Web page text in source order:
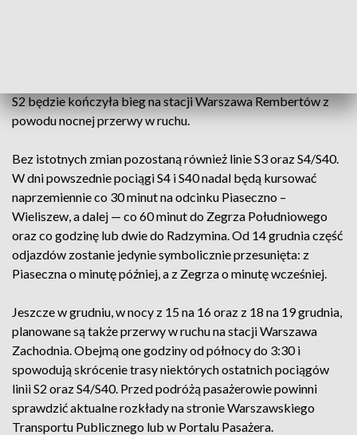
S2 będzie kończyła bieg na stacji Warszawa Rembertów z
powodu nocnej przerwy w ruchu.
Bez istotnych zmian pozostaną również linie S3 oraz S4/S40.
W dni powszednie pociągi S4 i S40 nadal będą kursować
naprzemiennie co 30 minut na odcinku Piaseczno –
Wieliszew, a dalej — co 60 minut do Zegrza Południowego
oraz co godzinę lub dwie do Radzymina. Od 14 grudnia część
odjazdów zostanie jedynie symbolicznie przesunięta: z
Piaseczna o minutę później, a z Zegrza o minutę wcześniej.
Jeszcze w grudniu, w nocy z 15 na 16 oraz z 18 na 19 grudnia,
planowane są także przerwy w ruchu na stacji Warszawa
Zachodnia. Obejmą one godziny od północy do 3:30 i
spowodują skrócenie trasy niektórych ostatnich pociągów
linii S2 oraz S4/S40. Przed podróżą pasażerowie powinni
sprawdzić aktualne rozkłady na stronie Warszawskiego
Transportu Publicznego lub w Portalu Pasażera.